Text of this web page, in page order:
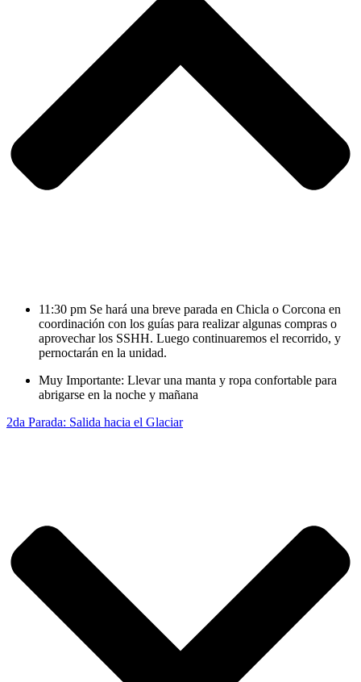
11:30 pm Se hará una breve parada en Chicla o Corcona en
coordinación con los guías para realizar algunas compras o
aprovechar los SSHH. Luego continuaremos el recorrido, y
pernoctarán en la unidad.
Muy Importante: Llevar una manta y ropa confortable para
abrigarse en la noche y mañana
2da Parada: Salida hacia el Glaciar